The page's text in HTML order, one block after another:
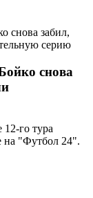
снова забил,
серию
снова
12-го тура
на "Футбол 24".